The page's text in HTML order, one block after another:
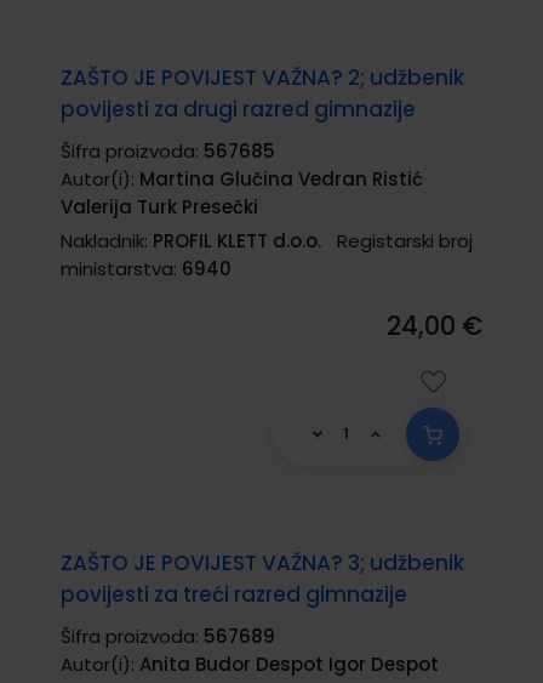
ZAŠTO JE POVIJEST VAŽNA? 2; udžbenik
povijesti za drugi razred gimnazije
Šifra proizvoda: 567685
Autor(i): Martina Glučina Vedran Ristić
Valerija Turk Presečki
Nakladnik: PROFIL KLETT d.o.o.
Registarski broj
ministarstva: 6940
24,00 €
ZAŠTO JE POVIJEST VAŽNA? 3; udžbenik
povijesti za treći razred gimnazije
Šifra proizvoda: 567689
Autor(i): Anita Budor Despot Igor Despot